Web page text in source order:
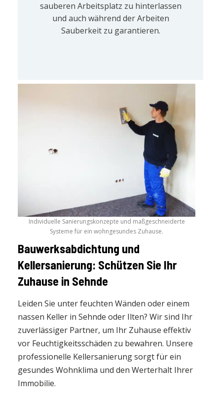
sauberen Arbeitsplatz zu hinterlassen
und auch während der Arbeiten
Sauberkeit zu garantieren.
Individuelle Sanierungskonzepte und maßgeschneiderte
Systeme für ein wohngesundes Zuhause.
Bauwerksabdichtung und
Kellersanierung: Schützen Sie Ihr
Zuhause in Sehnde
Leiden Sie unter feuchten Wänden oder einem
nassen Keller in Sehnde oder Ilten? Wir sind Ihr
zuverlässiger Partner, um Ihr Zuhause effektiv
vor Feuchtigkeitsschäden zu bewahren. Unsere
professionelle Kellersanierung sorgt für ein
gesundes Wohnklima und den Werterhalt Ihrer
Immobilie.